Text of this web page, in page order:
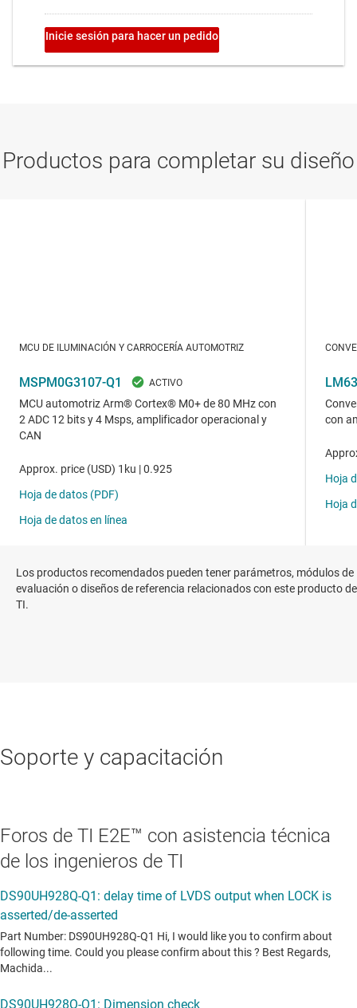
Los productos recomendados pueden tener parámetros, módulos de
evaluación o diseños de referencia relacionados con este producto de
TI.
Soporte y capacitación
Foros de TI E2E™ con asistencia técnica
de los ingenieros de TI